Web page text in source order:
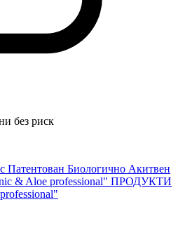
без риск
Патентован Биологично Акитвен
& Aloe professional" ПРОДУКТИ